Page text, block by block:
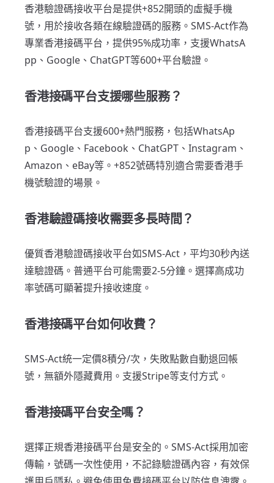
香港驗證碼接收平台是提供+852開頭的虛擬手機
號，用於接收各類在線驗證碼的服務。SMS-Act作為
專業香港接碼平台，提供95%成功率，支援WhatsA
pp、Google、ChatGPT等600+平台驗證。
香港接碼平台支援哪些服務？
香港接碼平台支援600+熱門服務，包括WhatsAp
p、Google、Facebook、ChatGPT、Instagram、
Amazon、eBay等。+852號碼特別適合需要香港手
機號驗證的場景。
香港驗證碼接收需要多長時間？
優質香港驗證碼接收平台如SMS-Act，平均30秒內送
達驗證碼。普通平台可能需要2-5分鐘。選擇高成功
率號碼可顯著提升接收速度。
香港接碼平台如何收費？
SMS-Act統一定價8積分/次，失敗點數自動退回帳
號，無額外隱藏費用。支援Stripe等支付方式。
香港接碼平台安全嗎？
選擇正規香港接碼平台是安全的。SMS-Act採用加密
傳輸，號碼一次性使用，不記錄驗證碼內容，有效保